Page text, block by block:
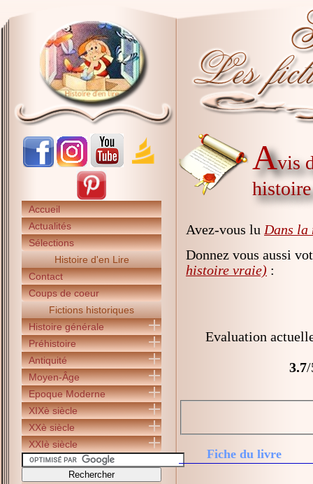
Accueil
Actualités
Sélections
Histoire d'en Lire
Contact
Coups de coeur
Fictions historiques
Histoire générale
Préhistoire
Antiquité
Moyen-Âge
Epoque Moderne
XIXè siècle
XXè siècle
XXIè siècle
Avis
Avez-vous lu Dans la
Donnez vous aussi
histoire vraie) :
Evaluation
3.7/
Fiche du livre